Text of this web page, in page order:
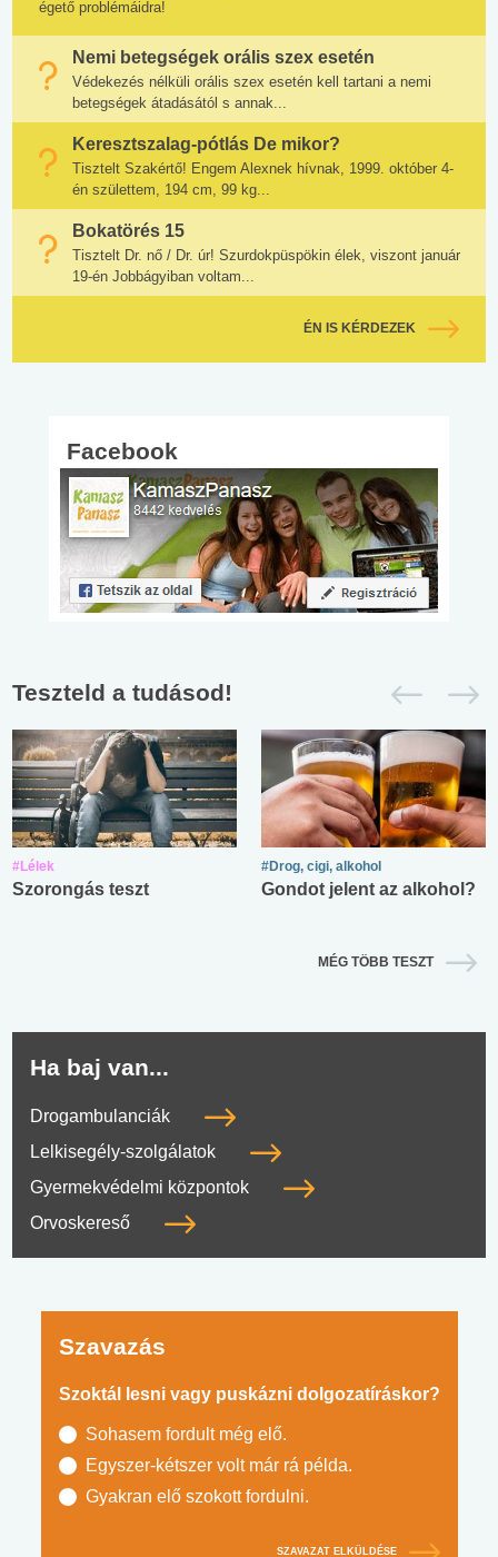
égető problémáidra!
Nemi betegségek orális szex esetén
Védekezés nélküli orális szex esetén kell tartani a nemi
betegségek átadásától s annak...
Keresztszalag-pótlás De mikor?
Tisztelt Szakértő! Engem Alexnek hívnak, 1999. október 4-
én születtem, 194 cm, 99 kg...
Bokatörés 15
Tisztelt Dr. nő / Dr. úr! Szurdokpüspökin élek, viszont január
19-én Jobbágyiban voltam...
ÉN IS KÉRDEZEK
Facebook
Teszteld a tudásod!
#Lélek
Szorongás teszt
#Drog, cigi, alkohol
Gondot jelent az alkohol?
MÉG TÖBB TESZT
Ha baj van...
Drogambulanciák
Lelkisegély-szolgálatok
Gyermekvédelmi központok
Orvoskereső
Szavazás
Szoktál lesni vagy puskázni dolgozatíráskor?
Sohasem fordult még elő.
Egyszer-kétszer volt már rá példa.
Gyakran elő szokott fordulni.
SZAVAZAT ELKÜLDÉSE